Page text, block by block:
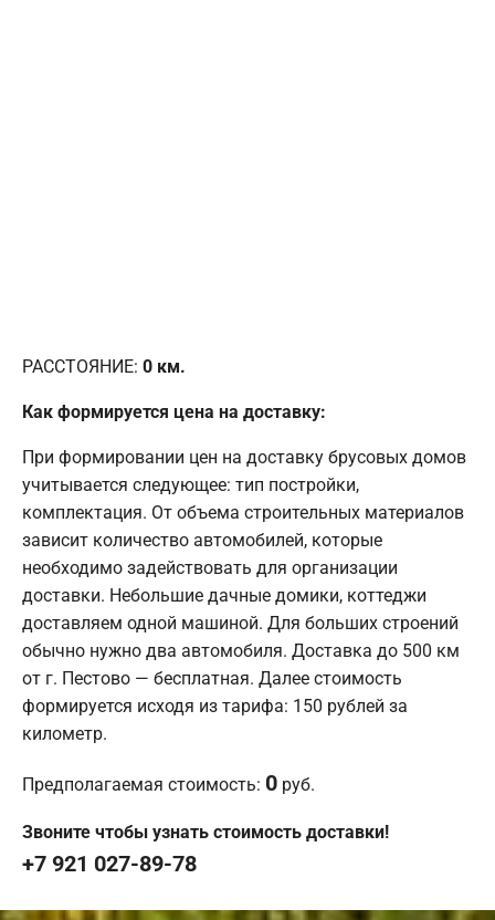
РАССТОЯНИЕ: 0 км.
Как формируется цена на доставку:
При формировании цен на доставку брусовых домов
учитывается следующее: тип постройки,
комплектация. От объема строительных материалов
зависит количество автомобилей, которые
необходимо задействовать для организации
доставки. Небольшие дачные домики, коттеджи
доставляем одной машиной. Для больших строений
обычно нужно два автомобиля. Доставка до 500 км
от г. Пестово — бесплатная. Далее стоимость
формируется исходя из тарифа: 150 рублей за
километр.
Предполагаемая стоимость: 0 руб.
Звоните чтобы узнать стоимость доставки!
+7 921 027-89-78